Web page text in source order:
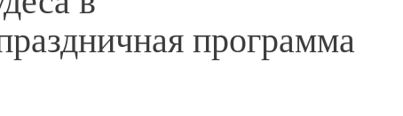
программа